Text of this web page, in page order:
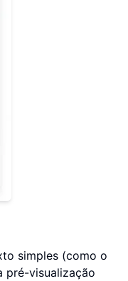
simples (como o
pré-visualização